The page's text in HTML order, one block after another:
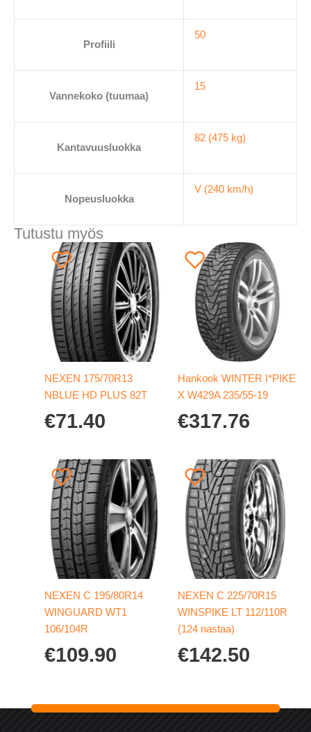
Profiili
50
Vannekoko (tuumaa)
15
Kantavuusluokka
82 (475 kg)
Nopeusluokka
V (240 km/h)
Tutustu myös
NEXEN 175/70R13
NBLUE HD PLUS 82T
€71.40
Hankook WINTER I*PIKE
X W429A 235/55-19
€317.76
NEXEN C 195/80R14
WINGUARD WT1
106/104R
€109.90
NEXEN C 225/70R15
WINSPIKE LT 112/110R
(124 nastaa)
€142.50